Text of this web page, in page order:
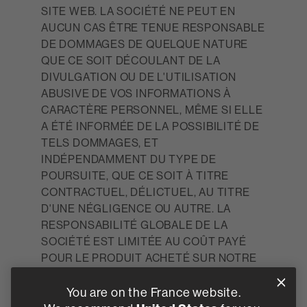
SITE WEB. LA SOCIÉTÉ NE PEUT EN
AUCUN CAS ÊTRE TENUE RESPONSABLE
DE DOMMAGES DE QUELQUE NATURE
QUE CE SOIT DÉCOULANT DE LA
DIVULGATION OU DE L'UTILISATION
ABUSIVE DE VOS INFORMATIONS À
CARACTÈRE PERSONNEL, MÊME SI ELLE
A ÉTÉ INFORMÉE DE LA POSSIBILITÉ DE
TELS DOMMAGES, ET
INDÉPENDAMMENT DU TYPE DE
POURSUITE, QUE CE SOIT À TITRE
CONTRACTUEL, DÉLICTUEL, AU TITRE
D'UNE NÉGLIGENCE OU AUTRE. LA
RESPONSABILITÉ GLOBALE DE LA
SOCIÉTÉ EST LIMITÉE AU COÛT PAYÉ
POUR LE PRODUIT ACHETÉ SUR NOTRE
AMÉRICAINS (100,00 $). CETTE
You are on the France website.